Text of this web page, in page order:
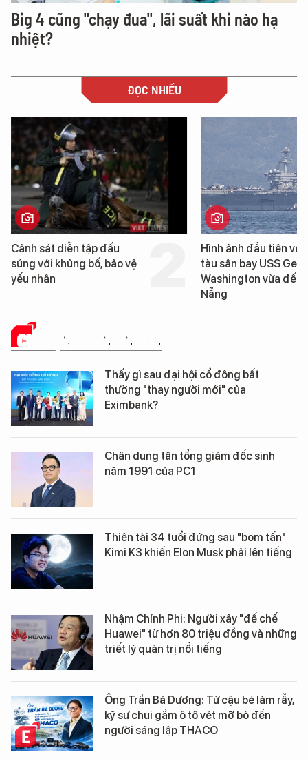
Big 4 cũng "chạy đua", lãi suất khi nào hạ
nhiệt?
ĐỌC NHIỀU
Hình ảnh đầu tiên về siêu
tàu sân bay USS George
Washington vừa đến Đà
Cận cảnh chiến hạm
tống tàu sân bay
George Washington
Đà Nẵng
CHUYỆN DOANH NHÂN
Thấy gì sau đại hội cổ đông bất
thường "thay người mới" của
Eximbank?
Chân dung tân tổng giám đốc sinh
năm 1991 của PC1
Thiên tài 34 tuổi đứng sau "bom tấn"
Kimi K3 khiến Elon Musk phải lên tiếng
Nhậm Chính Phi: Người xây "đế chế
Huawei" từ hơn 80 triệu đồng và những
triết lý quản trị nổi tiếng
Ông Trần Bá Dương: Từ cậu bé làm rẫy,
kỹ sư chui gầm ô tô vét mỡ bò đến
người sáng lập THACO